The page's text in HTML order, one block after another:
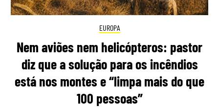
EUROPA
Nem aviões nem helicópteros: pastor
diz que a solução para os incêndios
está nos montes e “limpa mais do que
100 pessoas”